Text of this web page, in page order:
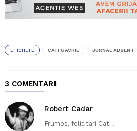
ETICHETE CATI GAVRIL JURNAL ABSENT"
3 COMENTARII
Robert Cadar
Frumos, felicitari Cati !